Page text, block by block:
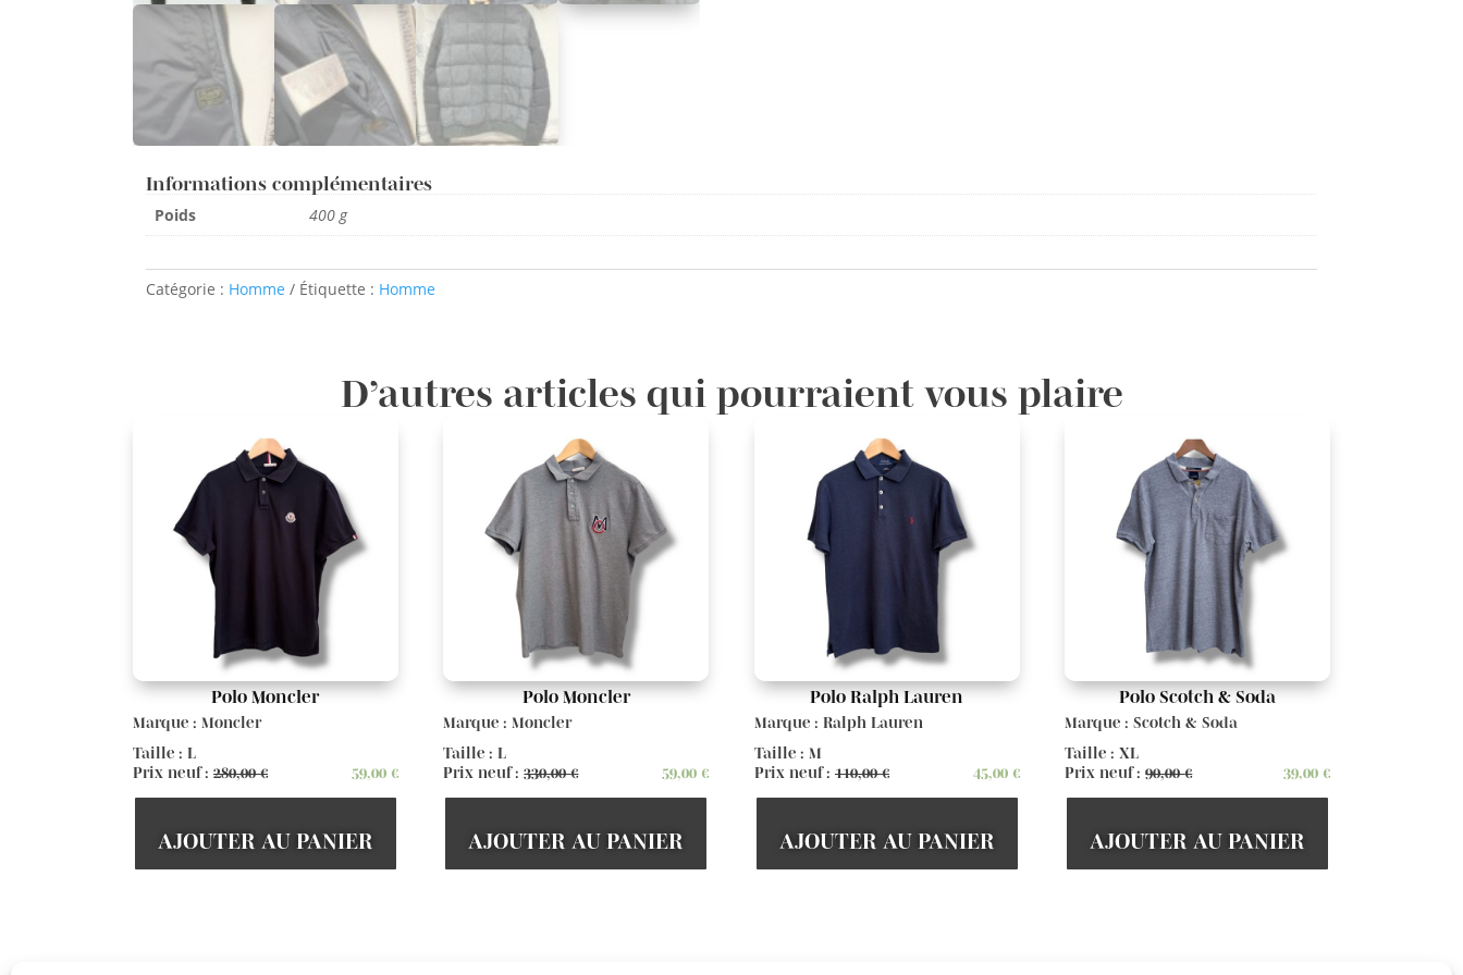
Informations complémentaires
Poids 400 g
Catégorie : Homme Étiquette : Homme
D’autres articles qui pourraient vous plaire
Polo Moncler
Marque : Moncler
Taille : L
Prix neuf : 280,00€ 59,00 €
AJOUTER AU PANIER
Polo Moncler
Marque : Moncler
Taille : L
Prix neuf :330,00€ 59,00€
AJOUTER AU PANIER
Polo Ralph Lauren
Marque : Ralph Lauren
Taille : M
Prix neuf :110,00€ 45,00 €
AJOUTER AU PANIER
Polo Scotch & Soda
Marque : Scotch & Soda
Taille : XL
Prix neuf :90,00€ 39,00 €
AJOUTER AU PANIER